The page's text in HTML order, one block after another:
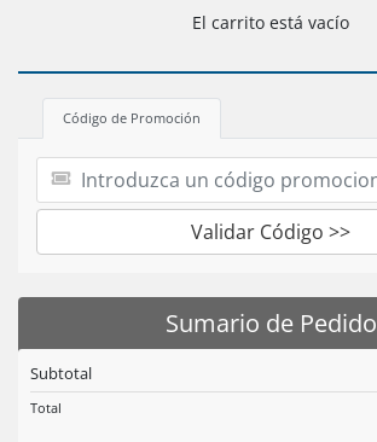
El carrito está vacío
Código de Promoción
Validar Código >>
Sumario de Pedido
Subtotal
Total